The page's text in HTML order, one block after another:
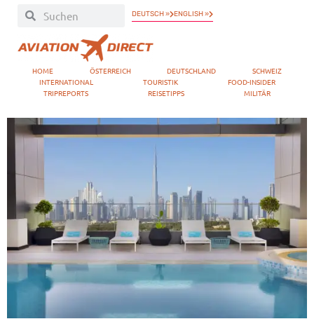
DEUTSCH » ENGLISH »
HOME ÖSTERREICH DEUTSCHLAND
SCHWEIZ
INTERNATIONAL
TOURISTIK
FOOD-INSIDER
TRIPREPORTS
REISETIPPS MILITÄR